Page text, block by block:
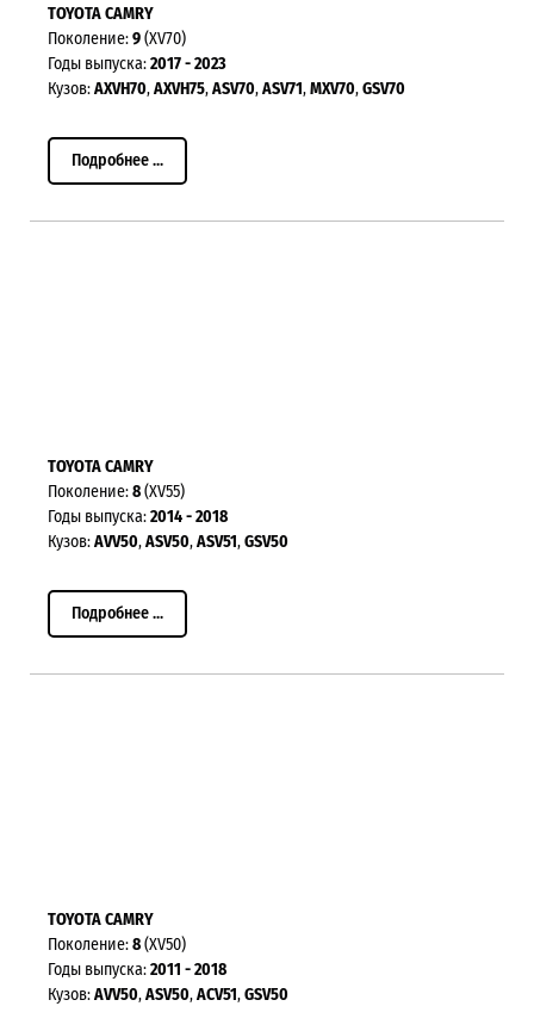
TOYOTA CAMRY
Поколение:9(XV70)
Годы выпуска:2017 - 2023
Кузов:AXVH70,AXVH75,ASV70,ASV71,MXV70,GSV70
Подробнее ...
TOYOTA CAMRY
Поколение:8(XV55)
Годы выпуска:2014 - 2018
Кузов:AVV50,ASV50,ASV51,GSV50
Подробнее ...
TOYOTA CAMRY
Поколение:8(XV50)
Годы выпуска:2011 - 2018
Кузов:AVV50,ASV50,ACV51,GSV50